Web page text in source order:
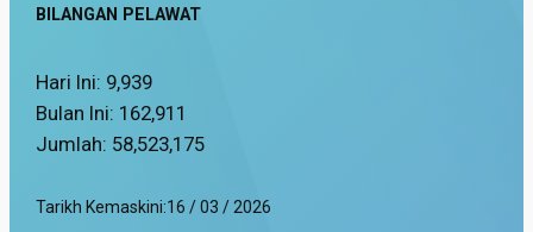
BILANGAN PELAWAT
Hari Ini: 9,939
Bulan Ini: 162,911
Jumlah: 58,523,175
Tarikh Kemaskini:16 / 03 / 2026